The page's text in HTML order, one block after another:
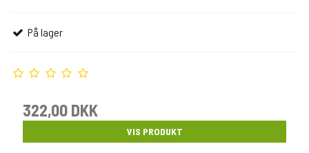
På lager
322,00 DKK
VIS PRODUKT